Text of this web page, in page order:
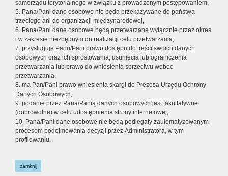
samorządu terytorialnego w związku z prowadzonym postępowaniem,
5. Pana/Pani dane osobowe nie będą przekazywane do państwa
trzeciego ani do organizacji międzynarodowej,
6. Pana/Pani dane osobowe będą przetwarzane wyłącznie przez okres
i w zakresie niezbędnym do realizacji celu przetwarzania,
7. przysługuje Panu/Pani prawo dostępu do treści swoich danych
osobowych oraz ich sprostowania, usunięcia lub ograniczenia
przetwarzania lub prawo do wniesienia sprzeciwu wobec
przetwarzania,
8. ma Pan/Pani prawo wniesienia skargi do Prezesa Urzędu Ochrony
Danych Osobowych,
9. podanie przez Pana/Panią danych osobowych jest fakultatywne
(dobrowolne) w celu udostępnienia strony internetowej,
10. Pana/Pani dane osobowe nie będą podlegały zautomatyzowanym
procesom podejmowania decyzji przez Administratora, w tym
profilowaniu.
zamknij